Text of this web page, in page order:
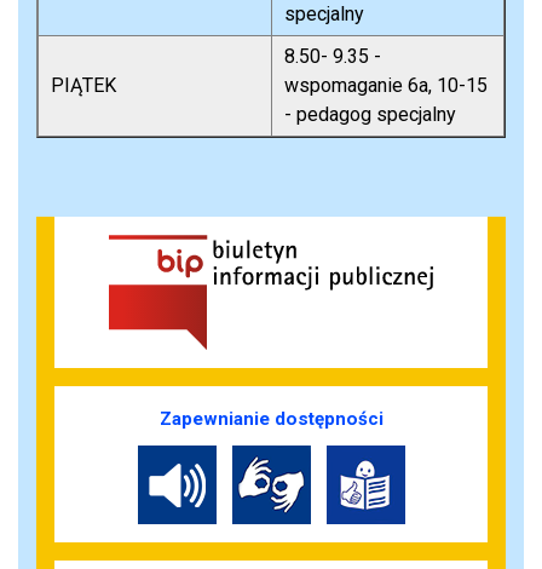
specjalny
PIĄTEK
8.50- 9.35 -
wspomaganie 6a, 10-15
- pedagog specjalny
Zapewnianie dostępności